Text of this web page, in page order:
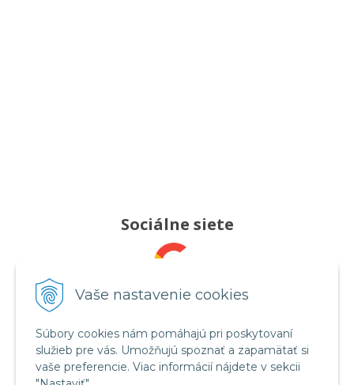
Vaše nastavenie cookies
Súbory cookies nám pomáhajú pri poskytovaní
služieb pre vás. Umožňujú spoznať a zapamätať si
vaše preferencie. Viac informácií nájdete v sekcii
Sociálne siete
Pridajte nám recenziu
Sledujte nás